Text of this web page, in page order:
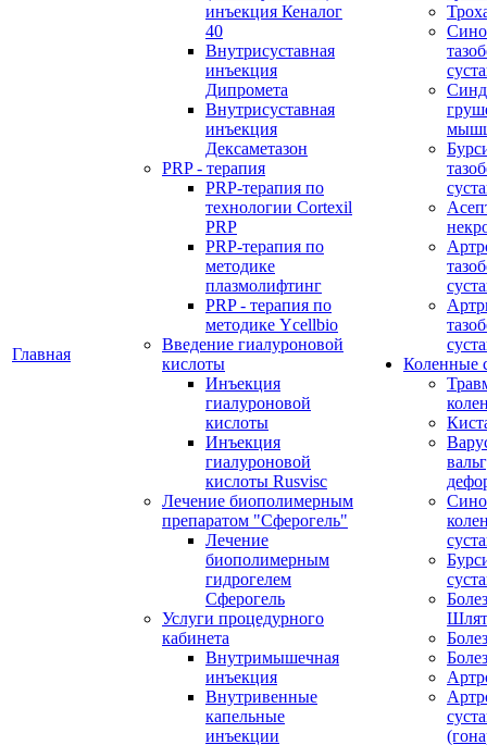
Главная
инъекция Кеналог
40
Внутрисуставная
инъекция
Дипромета
Внутрисуставная
инъекция
Дексаметазон
PRP - терапия
PRP-терапия по
технологии Cortexil
PRP
PRP-терапия по
методике
плазмолифтинг
PRP - терапия по
методике Ycellbio
Введение гиалуроновой
кислоты
Инъекция
гиалуроновой
кислоты
Инъекция
гиалуроновой
кислоты Rusvisc
Лечение биополимерным
препаратом "Сферогель"
Лечение
биополимерным
гидрогелем
Сферогель
Услуги процедурного
кабинета
Внутримышечная
инъекция
Внутривенные
капельные
инъекции
Коленные